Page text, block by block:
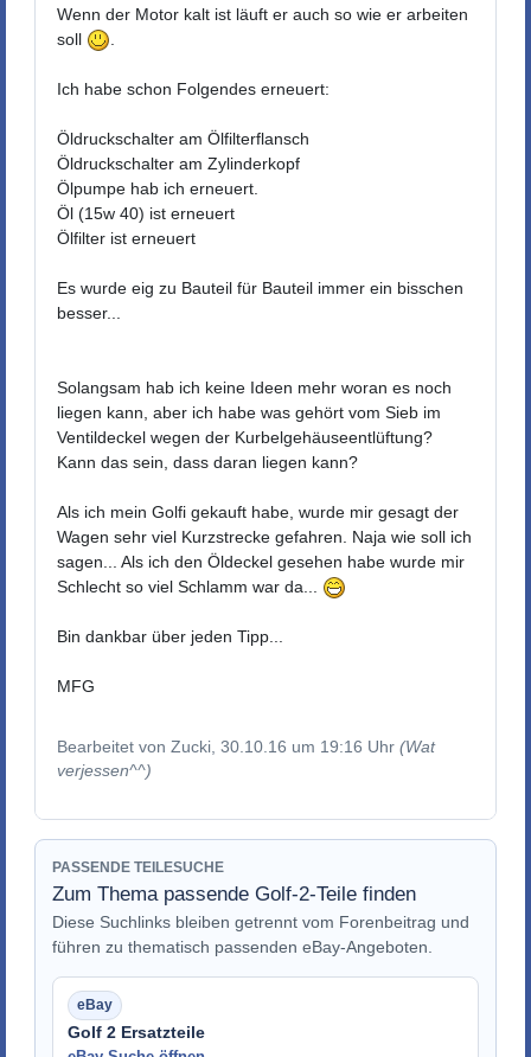
Wenn der Motor kalt ist läuft er auch so wie er arbeiten
soll
Ich habe schon Folgendes erneuert:
Öldruckschalter am Ölfilterflansch
Öldruckschalter am Zylinderkopf
Ölpumpe hab ich erneuert.
Öl (15w 40) ist erneuert
Ölfilter ist erneuert
Es wurde eig zu Bauteil für Bauteil immer ein bisschen
besser...
Solangsam hab ich keine Ideen mehr woran es noch
liegen kann, aber ich habe was gehört vom Sieb im
Ventildeckel wegen der Kurbelgehäuseentlüftung?
Kann das sein, dass daran liegen kann?
Als ich mein Golfi gekauft habe, wurde mir gesagt der
Wagen sehr viel Kurzstrecke gefahren. Naja wie soll ich
sagen... Als ich den Öldeckel gesehen habe wurde mir
Schlecht so viel Schlamm war da...
Bin dankbar über jeden Tipp...
MFG
Bearbeitet von Zucki, 30.10.16 um 19:16 Uhr(Wat
verjessen^^)
PASSENDE TEILESUCHE
Zum Thema passende Golf-2-Teile finden
Diese Suchlinks bleiben getrennt vom Forenbeitrag und
führen zu thematisch passenden eBay-Angeboten.
Golf 2 Ersatzteile